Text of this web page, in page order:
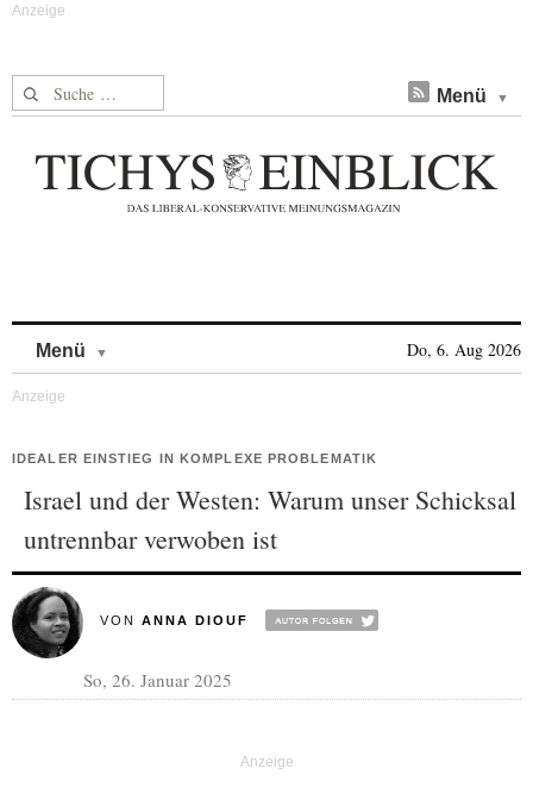
Suche nach: Menü
Menü Do, 6. Aug 2026
IDEALER EINSTIEG IN KOMPLEXE PROBLEMATIK
Israel und der Westen: Warum unser Schicksal
untrennbar verwoben ist
VON ANNA DIOUF
So, 26. Januar 2025